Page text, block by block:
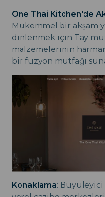
One Thai Kitchen'de
Mükemmel bir akşam
dinlenmek için Tay
malzemelerinin
bir füzyon mutfağı
Konaklama: Büyüleyici